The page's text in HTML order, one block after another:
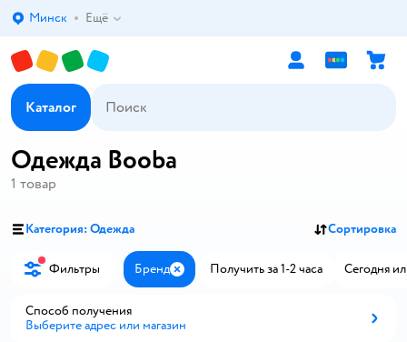
Выбор адреса доставки.
Минск Ещё
Каталог
Одежда Booba
1 товар
Категория: Одежда Сортировка
Фильтры Бренд ЗакрытьПолучить за 1-2 часа Сегодня
Способ получения
Выберите адрес или магазин